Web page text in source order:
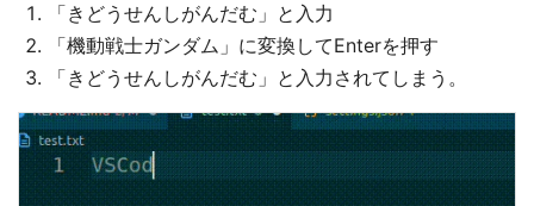
「きどうせんしがんだむ」と入力
「機動戦士ガンダム」に変換してEnterを押す
「きどうせんしがんだむ」と入力されてしまう。